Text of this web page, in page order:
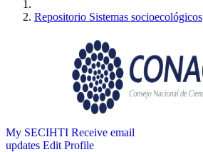
Repositorio Sistemas socioecológicos
My SECIHTI Receive email
updates Edit Profile